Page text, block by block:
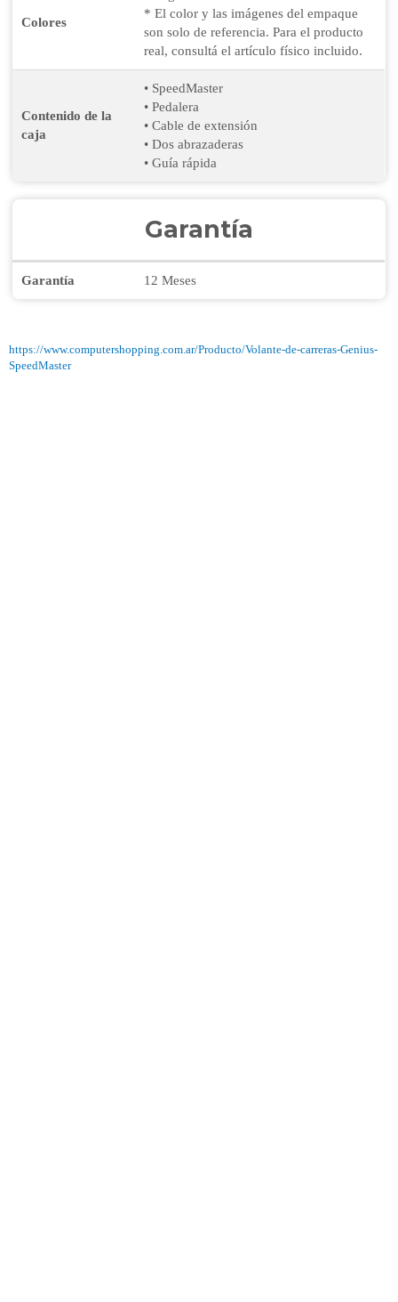
Colores
* El color y las imágenes del empaque
son solo de referencia. Para el producto
real, consultá el artículo físico incluido.
Contenido de la
caja
• SpeedMaster
• Pedalera
• Cable de extensión
• Dos abrazaderas
• Guía rápida
Garantía
Garantía 12 Meses
https://www.computershopping.com.ar/Producto/Volante-de-carreras-Genius-
SpeedMaster